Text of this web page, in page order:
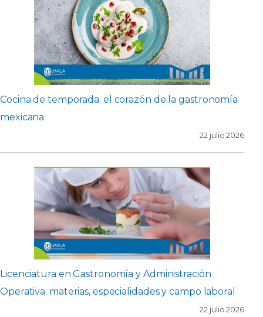
Cocina de temporada: el corazón de la gastronomía
mexicana
22 julio 2026
Licenciatura en Gastronomía y Administración
Operativa: materias, especialidades y campo laboral
22 julio 2026